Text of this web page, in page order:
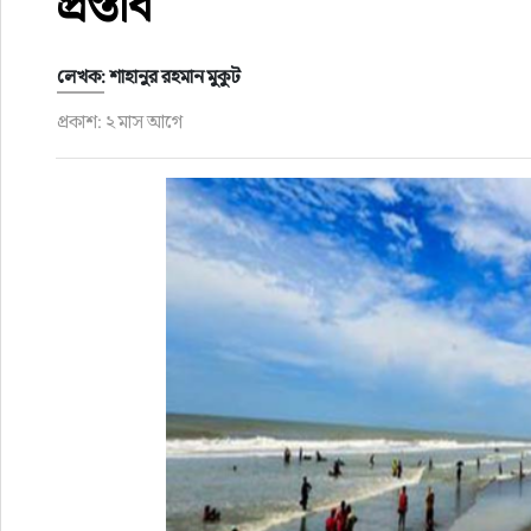
হজ-ওমরাহ
ভিডিও
লেখক: শাহানুর রহমান মুকুট
প্রকাশ: ২ মাস আগে